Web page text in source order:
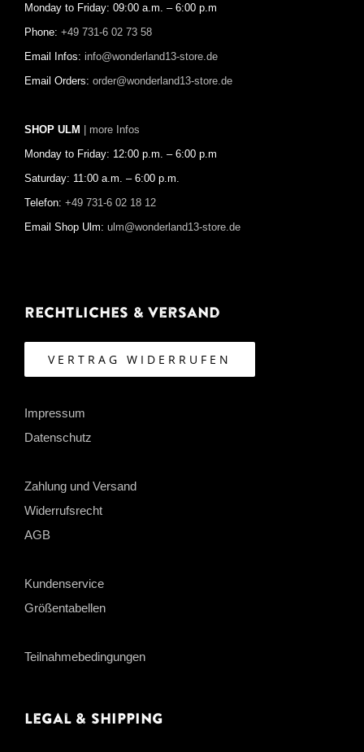
Monday to Friday: 09:00 a.m. – 6:00 p.m
Phone: +49 731-6 02 73 58
Email Infos: info@wonderland13-store.de
Email Orders: order@wonderland13-store.de
SHOP ULM | more Infos
Monday to Friday: 12:00 p.m. – 6:00 p.m
Saturday: 11:00 a.m. – 6:00 p.m.
Telefon: +49 731-6 02 18 12
Email Shop Ulm: ulm@wonderland13-store.de
Rechtliches & Versand
VERTRAG WIDERRUFEN
Impressum
Datenschutz
Zahlung und Versand
Widerrufsrecht
AGB
Kundenservice
Größentabellen
Teilnahmebedingungen
Legal & Shipping